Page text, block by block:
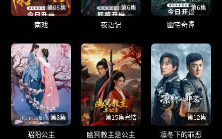
第06集
南戏
第6集
夜语记
第6集
幽宅奇谭
第3集
昭阳公主
第15集完结
幽冥教主是公主
第12集
凛冬下的罪恶